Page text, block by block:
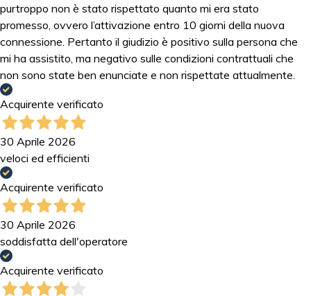
purtroppo non è stato rispettato quanto mi era stato
promesso, ovvero l’attivazione entro 10 giorni della nuova
connessione. Pertanto il giudizio è positivo sulla persona che
mi ha assistito, ma negativo sulle condizioni contrattuali che
non sono state ben enunciate e non rispettate attualmente.
Acquirente verificato
30 Aprile 2026
veloci ed efficienti
Acquirente verificato
30 Aprile 2026
soddisfatta dell'operatore
Acquirente verificato